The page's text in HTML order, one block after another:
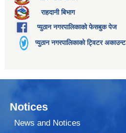
राहदानी बिभाग
प्युठान नगरपालिकाको फेसबुक पेज
प्युठान नगरपालिकाको ट्विटर अकाउन्ट
Notices
News and Notices